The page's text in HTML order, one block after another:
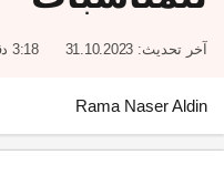
آخر تحديث: 3:18 دقائق
Rama Naser Aldin